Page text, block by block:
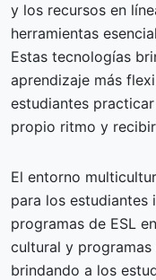
y los recursos en
herramientas
Estas tecnologías
aprendizaje más
estudiantes
propio ritmo y
El entorno
para los estudiantes
programas de ESL
cultural y
brindando a los